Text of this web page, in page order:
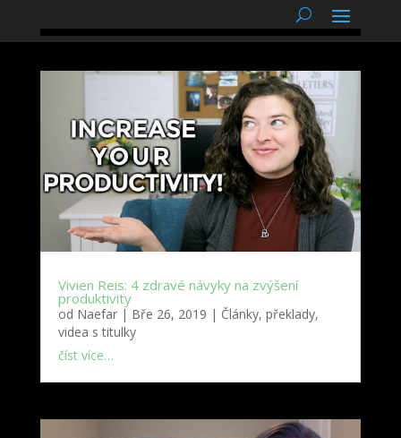
Vivien Reis: 4 zdravé návyky na zvýšení
produktivity
od Naefar| Bře 26, 2019 | Články, překlady,
videa s titulky
číst více…